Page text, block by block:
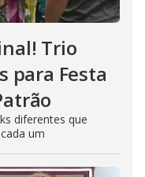
Trio
para Festa
diferentes que
um